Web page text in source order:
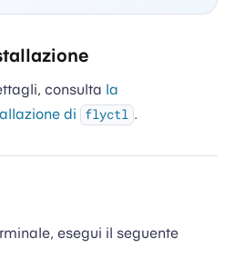
consulta la
di
flyctl .
esegui il seguente